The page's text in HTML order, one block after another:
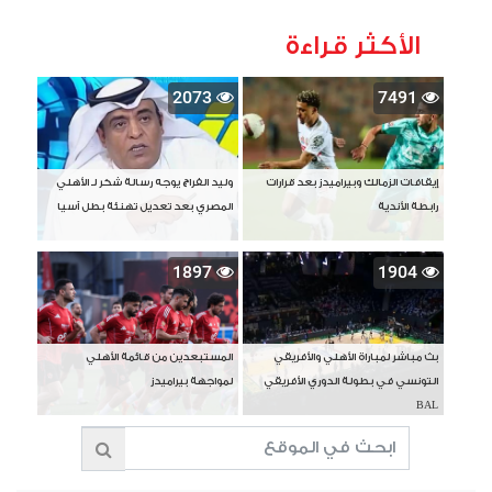
الأكثر قراءة
7491
إيقافات الزمالك وبيراميدز بعد قرارات
رابطة الأندية
2073
وليد الفراج يوجه رسالة شكر لـ الأهلي
المصري بعد تعديل تهنئة بطل آسيا
1904
بث مباشر لمباراة الأهلي والأفريقي
التونسي في بطولة الدوري الأفريقي
BAL
1897
المستبعدين من قائمة الأهلي
لمواجهة بيراميدز